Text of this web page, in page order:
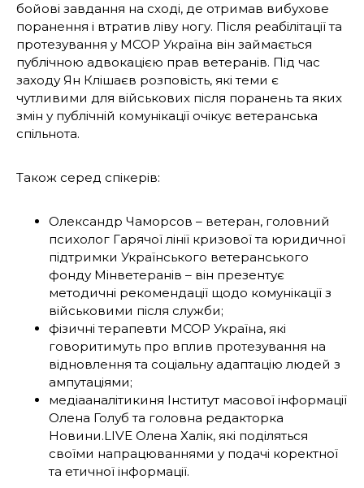
бойові завдання на сході, де отримав вибухове
поранення і втратив ліву ногу. Після реабілітації та
протезування у MCOP Україна він займається
публічною адвокацією прав ветеранів. Під час
заходу Ян Клішаєв розповість, які теми є
чутливими для військових після поранень та яких
змін у публічній комунікації очікує ветеранська
спільнота.
Також серед спікерів:
Олександр Чаморсов – ветеран, головний
психолог Гарячої лінії кризової та юридичної
підтримки Українського ветеранського
фонду Мінветеранів – він презентує
методичні рекомендації щодо комунікації з
військовими після служби;
фізичні терапевти MCOP Україна, які
говоритимуть про вплив протезування на
відновлення та соціальну адаптацію людей з
ампутаціями;
медіааналітикиня Інститут масової інформації
Олена Голуб та головна редакторка
Новини.LIVE Олена Халік, які поділяться
своїми напрацюваннями у подачі коректної
та етичної інформації.